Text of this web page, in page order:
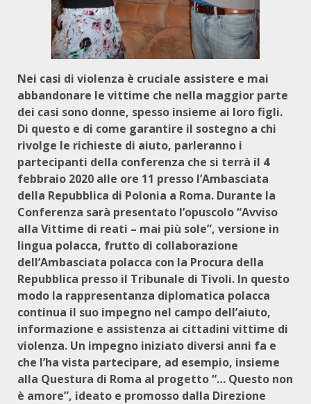
Nei casi di violenza è cruciale assistere e mai
abbandonare le vittime che nella maggior parte
dei casi sono donne, spesso insieme ai loro figli.
Di questo e di come garantire il sostegno a chi
rivolge le richieste di aiuto, parleranno i
partecipanti della conferenza che si terrà il 4
febbraio 2020 alle ore 11 presso l’Ambasciata
della Repubblica di Polonia a Roma. Durante la
Conferenza sarà presentato l’opuscolo “Avviso
alla Vittime di reati – mai più sole”, versione in
lingua polacca, frutto di collaborazione
dell’Ambasciata polacca con la Procura della
Repubblica presso il Tribunale di Tivoli. In questo
modo la rappresentanza diplomatica polacca
continua il suo impegno nel campo dell’aiuto,
informazione e assistenza ai cittadini vittime di
violenza. Un impegno iniziato diversi anni fa e
che l’ha vista partecipare, ad esempio, insieme
alla Questura di Roma al progetto “… Questo non
è amore”, ideato e promosso dalla Direzione